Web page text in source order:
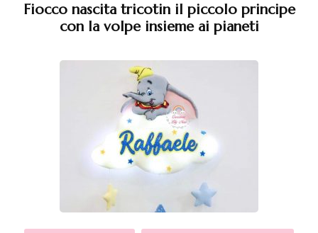
Fiocco nascita tricotin il piccolo principe
con la volpe insieme ai pianeti